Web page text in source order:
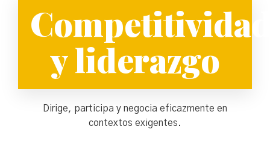
y liderazgo
Dirige, participa y negocia eficazmente en
contextos exigentes.